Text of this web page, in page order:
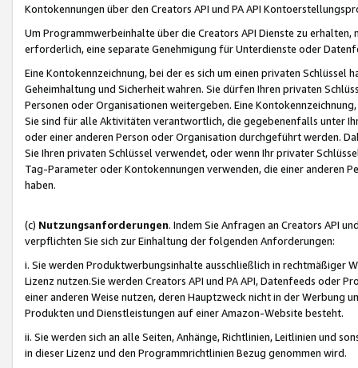
Kontokennungen über den Creators API und PA API
Um Programmwerbeinhalte über die Creators API Dienste zu
erforderlich, eine separate Genehmigung für Unterdienste oder
Eine Kontokennzeichnung, bei der es sich um einen privaten
Geheimhaltung und Sicherheit wahren. Sie dürfen Ihren privaten
Personen oder Organisationen weitergeben. Eine
Sie sind für alle Aktivitäten verantwortlich, die gegebenenfalls unter
oder einer anderen Person oder Organisation durchgeführt werden.
Sie Ihren privaten Schlüssel verwendet, oder wenn Ihr privater
Tag-Parameter oder Kontokennungen verwenden, die einer anderen
haben.
(c) Nutzungsanforderungen. Indem Sie Anfragen an Creators API
verpflichten Sie sich zur Einhaltung der folgenden Anforderungen:
i. Sie werden Produktwerbungsinhalte ausschließlich in rechtmäßiger
Lizenz nutzen.Sie werden Creators API und PA API, Datenfeeds oder
einer anderen Weise nutzen, deren Hauptzweck nicht in der Werbung
Produkten und Dienstleistungen auf einer Amazon-Website besteht.
ii. Sie werden sich an alle Seiten, Anhänge, Richtlinien, Leitlinien und
in dieser Lizenz und den Programmrichtlinien Bezug genommen wird.